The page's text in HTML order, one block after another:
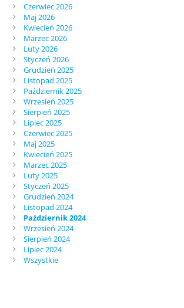
Czerwiec 2026
Maj 2026
Kwiecień 2026
Marzec 2026
Luty 2026
Styczeń 2026
Grudzień 2025
Listopad 2025
Październik 2025
Wrzesień 2025
Sierpień 2025
Lipiec 2025
Czerwiec 2025
Maj 2025
Kwiecień 2025
Marzec 2025
Luty 2025
Styczeń 2025
Grudzień 2024
Listopad 2024
Październik 2024
Wrzesień 2024
Sierpień 2024
Lipiec 2024
Wszystkie